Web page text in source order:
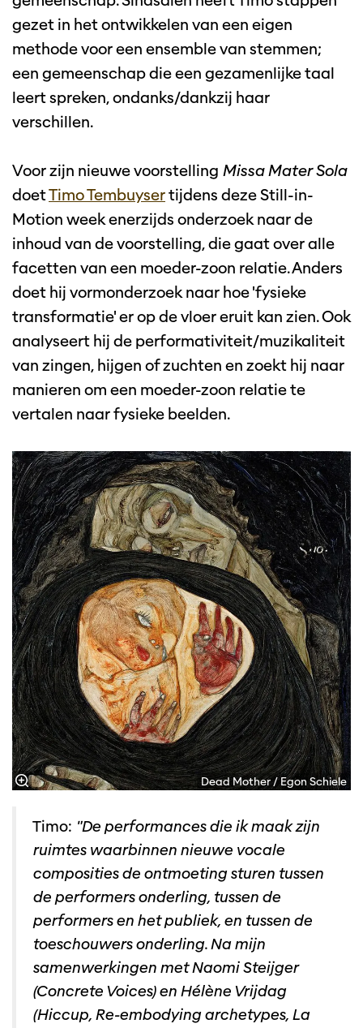
gezet in het ontwikkelen van een eigen
methode voor een ensemble van stemmen;
een gemeenschap die een gezamenlijke taal
leert spreken, ondanks/dankzij haar
verschillen.
Voor zijn nieuwe voorstelling Missa Mater Sola
doetTimo Tembuysertijdens deze Still-in-
Motion week enerzijds onderzoek naar de
inhoud van de voorstelling, die gaat over alle
facetten van een moeder-zoon relatie. Anders
doet hij vormonderzoek naar hoe 'fysieke
transformatie' er op de vloer eruit kan zien. Ook
analyseert hij de performativiteit/muzikaliteit
van zingen, hijgen of zuchten en zoekt hij naar
manieren om een moeder-zoon relatie te
vertalen naar fysieke beelden.
Dead Mother / Egon Schiele
Timo: "De performances die ik maak zijn
ruimtes waarbinnen nieuwe vocale
composities de ontmoeting sturen tussen
de performers onderling, tussen de
performers en het publiek, en tussen de
toeschouwers onderling. Na mijn
samenwerkingen met Naomi Steijger
(Concrete Voices) en Hélène Vrijdag
(Hiccup, Re-embodying archetypes, La